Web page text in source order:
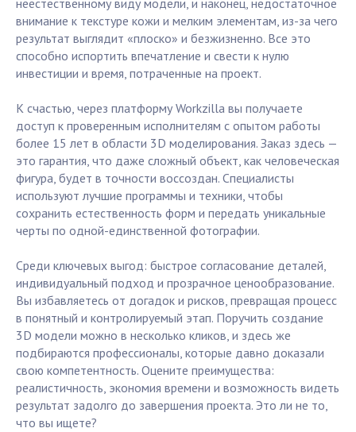
неестественному виду модели, и наконец, недостаточное
внимание к текстуре кожи и мелким элементам, из-за чего
результат выглядит «плоско» и безжизненно. Все это
способно испортить впечатление и свести к нулю
инвестиции и время, потраченные на проект.
К счастью, через платформу Workzilla вы получаете
доступ к проверенным исполнителям с опытом работы
более 15 лет в области 3D моделирования. Заказ здесь —
это гарантия, что даже сложный объект, как человеческая
фигура, будет в точности воссоздан. Специалисты
используют лучшие программы и техники, чтобы
сохранить естественность форм и передать уникальные
черты по одной-единственной фотографии.
Среди ключевых выгод: быстрое согласование деталей,
индивидуальный подход и прозрачное ценообразование.
Вы избавляетесь от догадок и рисков, превращая процесс
в понятный и контролируемый этап. Поручить создание
3D модели можно в несколько кликов, и здесь же
подбираются профессионалы, которые давно доказали
свою компетентность. Оцените преимущества:
реалистичность, экономия времени и возможность видеть
результат задолго до завершения проекта. Это ли не то,
что вы ищете?